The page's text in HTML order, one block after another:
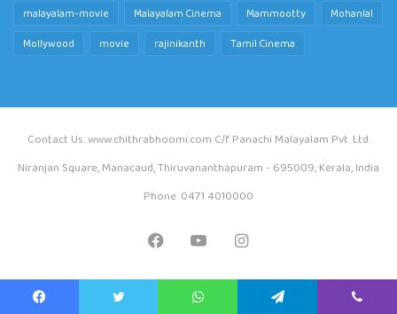
malayalam-movie
Malayalam Cinema Mammootty
Mohanlal
Mollywood
movie rajinikanth Tamil Cinema
Contact Us: www.chithrabhoomi.com C/f Panachi Malayalam Pvt. Ltd.
Niranjan Square, Manacaud, Thiruvananthapuram - 695009, Kerala, India
Phone: 0471 4010000
FacebookYouTubeInstagram